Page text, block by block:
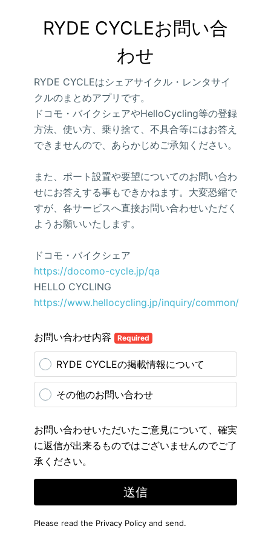
RYDE CYCLEお問い合
わせ
RYDE CYCLEはシェアサイクル・レンタサイ
クルのまとめアプリです。
ドコモ・バイクシェアやHelloCycling等の登録
方法、使い方、乗り捨て、不具合等にはお答え
できませんので、あらかじめご承知ください。
また、ポート設置や要望についてのお問い合わ
せにお答えする事もできかねます。大変恐縮で
すが、各サービスへ直接お問い合わせいただく
ようお願いいたします。
ドコモ・バイクシェア
https://docomo-cycle.jp/qa
HELLO CYCLING
https://www.hellocycling.jp/inquiry/common/
お問い合わせ内容 Required
RYDE CYCLEの掲載情報について
その他のお問い合わせ
お問い合わせいただいたご意見について、確実
に返信が出来るものではございませんのでご了
承ください。
送信
Please read the Privacy Policy and send.